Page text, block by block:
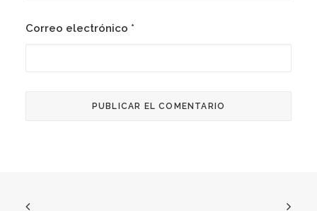
Correo electrónico *